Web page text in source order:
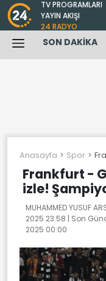
TV PROGRAMLARI
YAYIN AKIŞI
24 RADYO
SON DAKİKA
Anasayfa Spor
Frankfurt -
izle!
MUHAMMED YUSUF
2025 23:58 | Son
2025 00:00